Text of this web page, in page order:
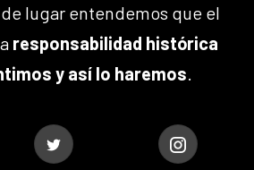
lugar entendemos que el
responsabilidad histórica
y así lo haremos.